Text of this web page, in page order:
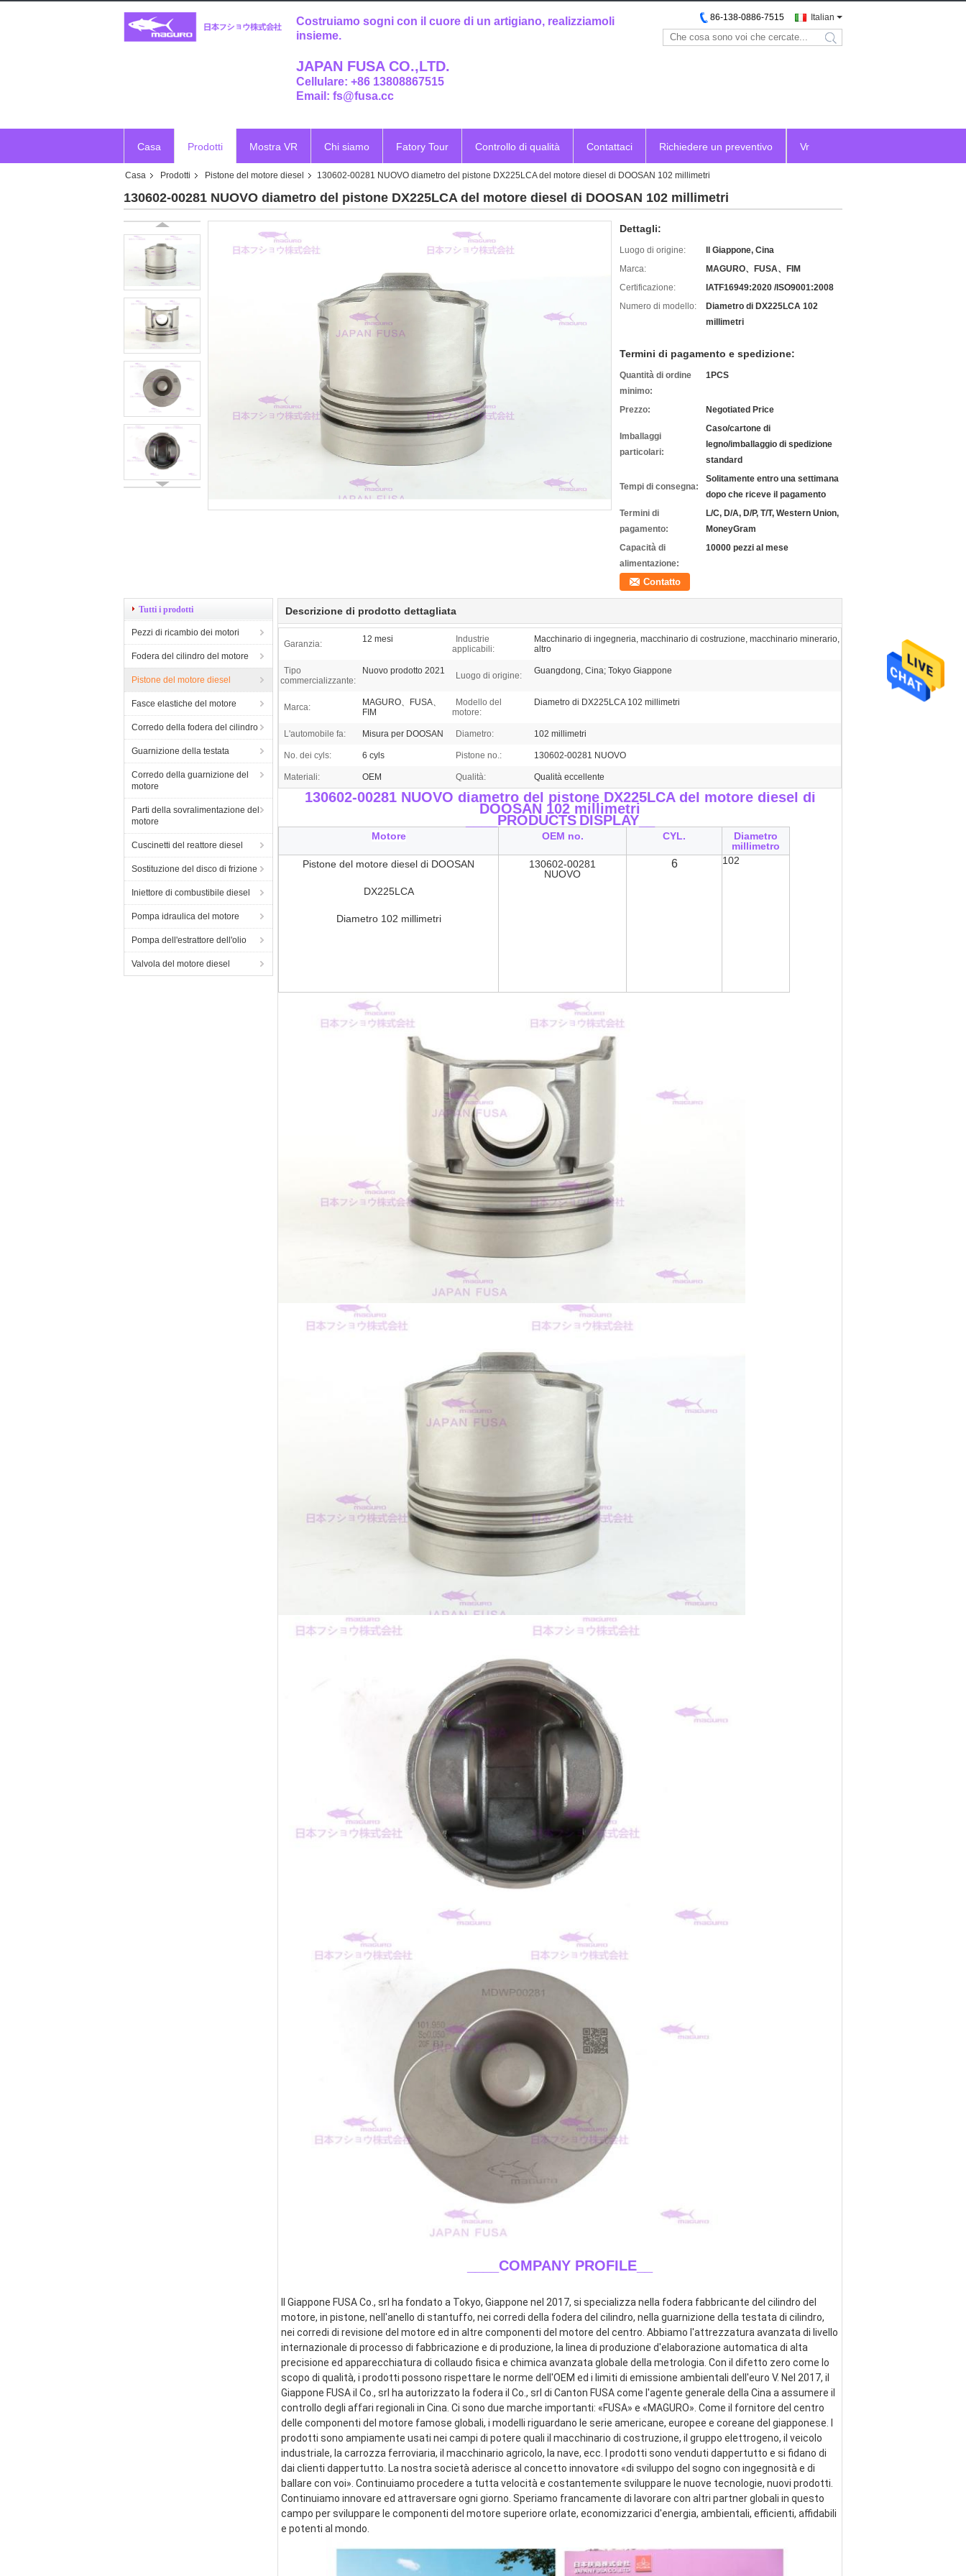
Costruiamo sogni con il cuore di un artigiano, realizziamoli
insieme.
JAPAN FUSA CO.,LTD.
Cellulare: +86 13808867515
Email: fs@fusa.cc
Italian
86-138-0886-7515
search
Casa Prodotti Mostra VR Chi siamo Fatory Tour Controllo di qualità Contattaci Richiedere un preventivo Vr
Casa Prodotti Pistone del motore diesel 130602-00281 NUOVO diametro del pistone DX225LCA del motore diesel di DOOSAN 102 millimetri
130602-00281 NUOVO diametro del pistone DX225LCA del motore diesel di DOOSAN 102 millimetri
Dettagli:
Luogo di origine:
Il Giappone, Cina
Marca:
MAGURO、FUSA、FIM
Certificazione:
IATF16949:2020 /ISO9001:2008
Numero di modello:
Diametro di DX225LCA 102
millimetri
Termini di pagamento e spedizione:
Quantità di ordine
minimo:
1PCS
Prezzo: Negotiated Price
Imballaggi
particolari:
Caso/cartone di
legno/imballaggio di spedizione
standard
Tempi di consegna:
Solitamente entro una settimana
dopo che riceve il pagamento
Termini di
pagamento:
L/C, D/A, D/P, T/T, Western Union,
MoneyGram
Capacità di
alimentazione:
10000 pezzi al mese
Contatto
Tutti i prodotti
Pezzi di ricambio dei motori
Fodera del cilindro del motore
Pistone del motore diesel
Fasce elastiche del motore
Corredo della fodera del cilindro
Guarnizione della testata
Corredo della guarnizione del
motore
Parti della sovralimentazione del
motore
Cuscinetti del reattore diesel
Sostituzione del disco di frizione
Iniettore di combustibile diesel
Pompa idraulica del motore
Pompa dell'estrattore dell'olio
Valvola del motore diesel
Descrizione di prodotto dettagliata
Garanzia: 12 mesi
Industrie
applicabili:
Macchinario di ingegneria, macchinario di costruzione, macchinario minerario,
altro
Tipo
commercializzante:
Nuovo prodotto 2021 Luogo di origine: Guangdong, Cina; Tokyo Giappone
Marca:
MAGURO、FUSA、
FIM
Modello del
motore:
Diametro di DX225LCA 102 millimetri
L'automobile fa: Misura per DOOSAN Diametro: 102 millimetri
No. dei cyls: 6 cyls Pistone no.: 130602-00281 NUOVO
Materiali: OEM Qualità: Qualità eccellente
130602-00281 NUOVO diametro del pistone DX225LCA del motore diesel di
DOOSAN 102 millimetri
____PRODUCTS DISPLAY__
Motore OEM no. CYL.
Diametro
millimetro
Pistone del motore diesel di DOOSAN
DX225LCA
Diametro 102 millimetri
130602-00281
NUOVO
6 102
____COMPANY PROFILE__
Il Giappone FUSA Co., srl ha fondato a Tokyo, Giappone nel 2017, si specializza nella fodera fabbricante del cilindro del
motore, in pistone, nell'anello di stantuffo, nei corredi della fodera del cilindro, nella guarnizione della testata di cilindro,
nei corredi di revisione del motore ed in altre componenti del motore del centro. Abbiamo l'attrezzatura avanzata di livello
internazionale di processo di fabbricazione e di produzione, la linea di produzione d'elaborazione automatica di alta
precisione ed apparecchiatura di collaudo fisica e chimica avanzata globale della metrologia. Con il difetto zero come lo
scopo di qualità, i prodotti possono rispettare le norme dell'OEM ed i limiti di emissione ambientali dell'euro V. Nel 2017, il
Giappone FUSA il Co., srl ha autorizzato la fodera il Co., srl di Canton FUSA come l'agente generale della Cina a assumere il
controllo degli affari regionali in Cina. Ci sono due marche importanti: «FUSA» e «MAGURO». Come il fornitore del centro
delle componenti del motore famose globali, i modelli riguardano le serie americane, europee e coreane del giapponese. I
prodotti sono ampiamente usati nei campi di potere quali il macchinario di costruzione, il gruppo elettrogeno, il veicolo
industriale, la carrozza ferroviaria, il macchinario agricolo, la nave, ecc. I prodotti sono venduti dappertutto e si fidano di
dai clienti dappertutto. La nostra società aderisce al concetto innovatore «di sviluppo del sogno con ingegnosità e di
ballare con voi». Continuiamo procedere a tutta velocità e costantemente sviluppare le nuove tecnologie, nuovi prodotti.
Continuiamo innovare ed attraversare ogni giorno. Speriamo francamente di lavorare con altri partner globali in questo
campo per sviluppare le componenti del motore superiore orlate, economizzarici d'energia, ambientali, efficienti, affidabili
e potenti al mondo.